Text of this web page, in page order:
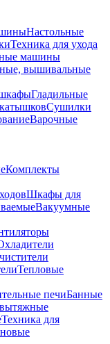
Настольные
Техника для ухода
машины
вышивальные
Гладильные
Сушилки
Варочные
Комплекты
Шкафы для
Вакуумные
Тепловые
печиБанные
Техника для